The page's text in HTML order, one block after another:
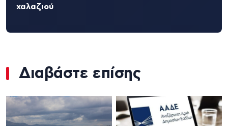
χαλαζιού
Διαβάστε επίσης